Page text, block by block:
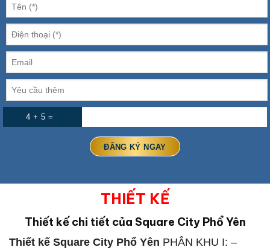
4 + 5 =
THIẾT KẾ
Thiết kế chi tiết của Square City Phổ Yên
Thiết kế Square City Phổ Yên PHÂN KHU I: –